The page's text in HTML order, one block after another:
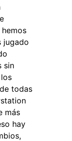
jugado
sin
todas
más
hay